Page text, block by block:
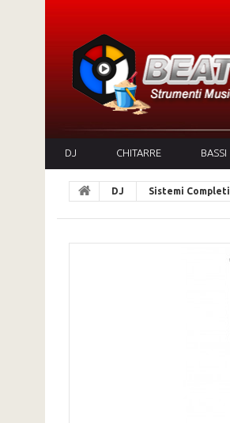
DJ CHITARRE BASSI
DJ Sistemi Completi